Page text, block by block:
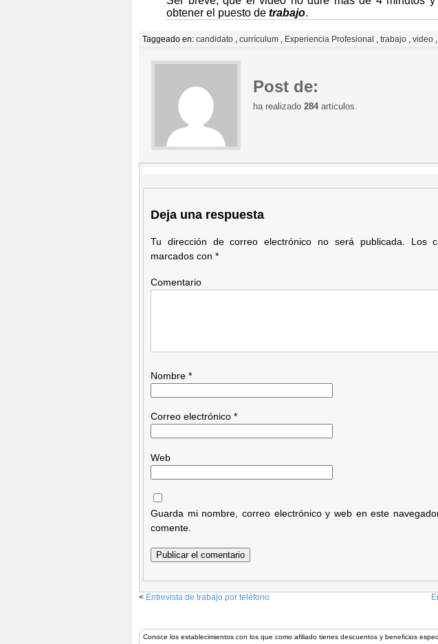
obtener el puesto de trabajo.
Taggeado en: candidato , currículum , Experiencia Profesional , trabajo , video ,
Post de:
ha realizado 284articulos.
Deja una respuesta
Tu dirección de correo electrónico no será publicada.
Los
marcados con *
Comentario
Nombre *
Correo electrónico *
Web
Guarda mi nombre, correo electrónico y web en este
comente.
< Entrevista de trabajo por teléfono
Conoce los establecimientos con los que como afiliado tienes descuentos y beneficios